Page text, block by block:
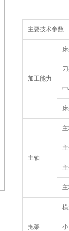
主要技术参数
加工能力
主轴
拖架